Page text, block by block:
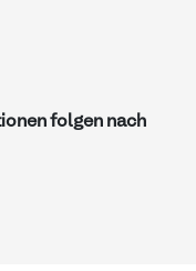
folgen nach